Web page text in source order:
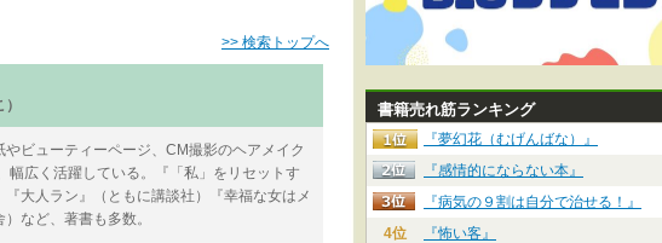
>> 検索トップへ
ビューティーページ、CM撮影のヘアメイク
広く活躍している。『「私」をリセットす
大人ラン』（ともに講談社）『幸福な女はメ
など、著書も多数。
書籍売れ筋ランキング
『夢幻花（むげんばな）』
『感情的にならない本』
『病気の９割は自分で治せる！』
4位
『怖い客』